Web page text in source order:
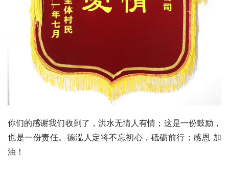
你们的感谢我们收到了，洪水无情人有情；这是一份鼓励，
也是一份责任。德泓人定将不忘初心，砥砺前行；感恩 加
油！